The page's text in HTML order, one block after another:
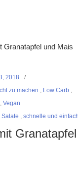
2018
zu machen , Low Carb ,
, Vegan
Salate , schnelle und